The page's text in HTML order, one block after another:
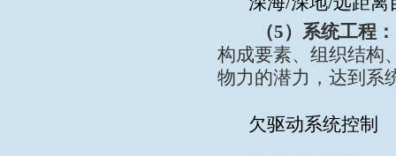
（5）系统工程：
构成要素、组织结构
物力的潜力，达到系
欠驱动系统控制